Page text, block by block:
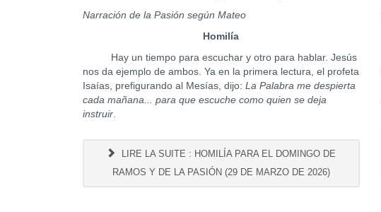
Narración de la Pasión según Mateo
Homilía
Hay un tiempo para escuchar y otro para hablar. Jesús
nos da ejemplo de ambos. Ya en la primera lectura, el profeta
Isaías, prefigurando al Mesías, dijo: La Palabra me despierta
cada mañana... para que escuche como quien se deja
instruir.
LIRE LA SUITE : HOMILÍA PARA EL DOMINGO DE
RAMOS Y DE LA PASIÓN (29 DE MARZO DE 2026)